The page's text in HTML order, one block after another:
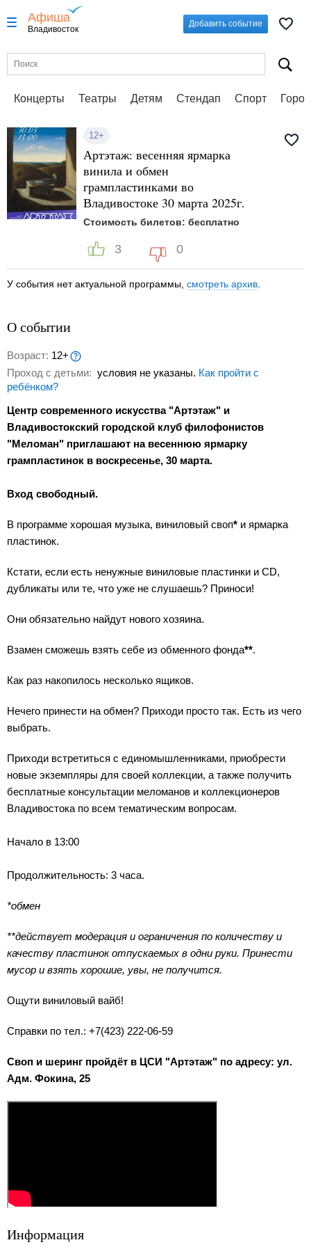
Афиша
Владивосток
Добавить событие
Концерты Театры Детям Стендап Спорт
12+
Артэтаж: весенняя ярмарка
винила и обмен
грампластинками во
Владивостоке 30 марта 2025г.
Стоимость билетов: бесплатно
3 0
У события нет актуальной программы, смотреть архив
О событии
Возраст: 12+
Проход с детьми: условия не указаны. Как пройти с
ребёнком?
Центр современного искусства "Артэтаж" и
Владивостокский городской клуб филофонистов
"Меломан" приглашают на весеннюю ярмарку
грампластинок в воскресенье, 30 марта.
Вход свободный.
В программе хорошая музыка, виниловый своп* и ярмарка
пластинок.
Кстати, если есть ненужные виниловые пластинки и CD,
дубликаты или те, что уже не слушаешь? Приноси!
Они обязательно найдут нового хозяина.
Взамен сможешь взять себе из обменного фонда**.
Как раз накопилось несколько ящиков.
Нечего принести на обмен? Приходи просто так. Есть из чего
выбрать.
Приходи встретиться с единомышленниками, приобрести
новые экземпляры для своей коллекции, а также получить
бесплатные консультации меломанов и коллекционеров
Владивостока по всем тематическим вопросам.
Начало в 13:00
Продолжительность: 3 часа.
*обмен
**действует модерация и ограничения по количеству и
качеству пластинок отпускаемых в одни руки. Принести
мусор и взять хорошие, увы, не получится.
Ощути виниловый вайб!
Справки по тел.: +7(423) 222-06-59
Своп и шеринг пройдёт в ЦСИ "Артэтаж" по адресу: ул.
Адм. Фокина, 25
Информация